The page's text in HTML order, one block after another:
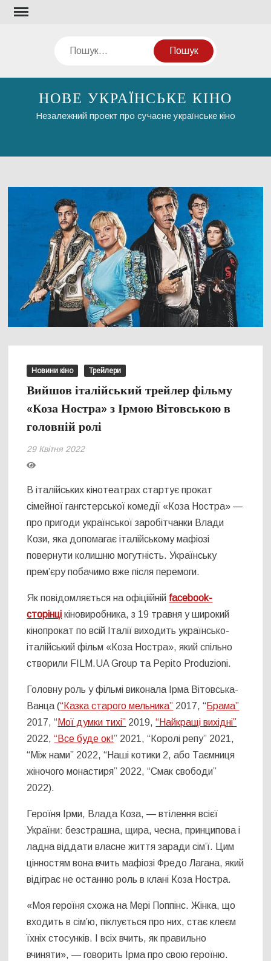
Перейти
Пошук
НОВЕ УКРАЇНСЬКЕ КІНО
Незалежний проект про сучасне українське кіно
Новини кіно Трейлери
Вийшов італійський трейлер фільму
«Коза Ностра» з Ірмою Вітовською в
головній ролі
29 Квітня 2022
В італійських кінотеатрах стартує прокат
сімейної гангстерської комедії «Коза Ностра» —
про пригоди української заробітчанки Влади
Кози, яка допомагає італійському мафіозі
повернути колишню могутність. Українську
прем’єру побачимо вже після перемоги.
Як повідомляється на офіціійній facebook-
сторінці кіновиробника, з 19 травня у широкий
кінопрокат по всій Італії виходить українсько-
італійський фільм «Коза Ностра», який спільно
створили FILM.UA Group та Pepito Produzioni.
Головну роль у фільмі виконала Ірма Вітовська-
Ванца (“Казка старого мельника” 2017, “Брама”
2017, “Мої думки тихі” 2019,“Найкращі вихідні”
2022,“Все буде ок!” 2021, “Королі репу” 2021,
“Між нами” 2022, “Наші котики 2, або Таємниця
жіночого монастиря” 2022, “Смак свободи”
2022).
Героїня Ірми, Влада Коза, — втілення всієї
України: безстрашна, щира, чесна, принципова і
ладна віддати власне життя заради сім’ї. Цим
цінностям вона вчить мафіозі Фредо Лагана, який
відіграє не останню роль в клані Коза Ностра.
«Моя героїня схожа на Мері Поппінс. Жінка, що
входить в сім’ю, піклується про них, стає клеєм
їхніх стосунків. І всіх вчить, як правильно
вчиняти», — говорить Ірма про свою героїню.